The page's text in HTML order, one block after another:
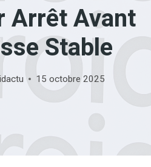
Arrêt Avant
Stable
15 octobre 2025